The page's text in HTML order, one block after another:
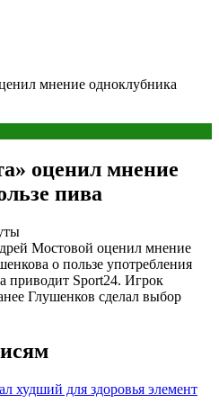
мнение одноклубника
оценил мнение
пива
Мостовой оценил мнение
о пользе употребления
приводит Sport24. Игрок
Глушенков сделал выбор
худший для здоровья элемент